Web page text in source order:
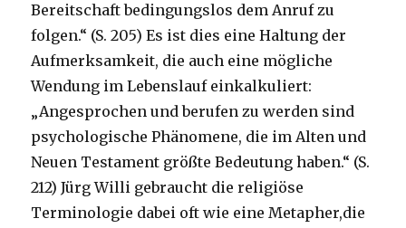
Bereitschaft bedingungslos dem Anruf zu
folgen.“ (S. 205) Es ist dies eine Haltung der
Aufmerksamkeit, die auch eine mögliche
Wendung im Lebenslauf einkalkuliert:
„Angesprochen und berufen zu werden sind
psychologische Phänomene, die im Alten und
Neuen Testament größte Bedeutung haben.“ (S.
212) Jürg Willi gebraucht die religiöse
Terminologie dabei oft wie eine Metapher,die